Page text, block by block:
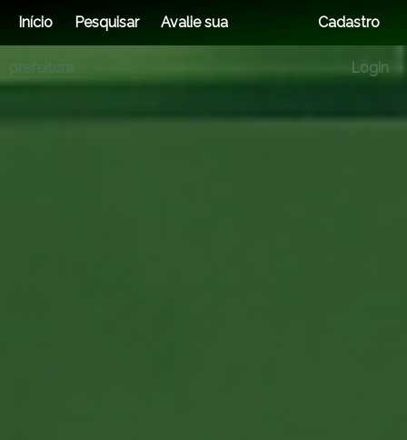
Início Pesquisar Avalie sua
prefeitura
Cadastro
Login